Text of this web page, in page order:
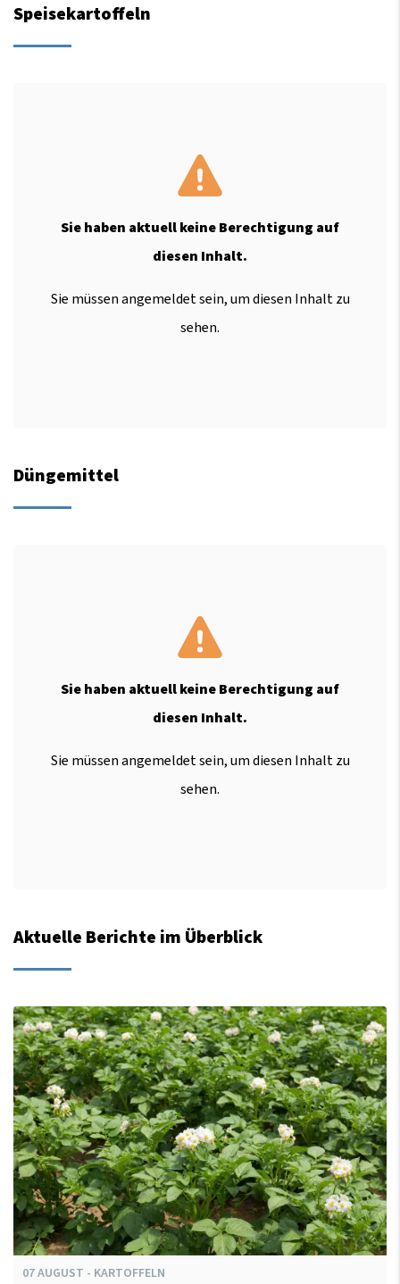
Speisekartoffeln
Sie haben aktuell keine Berechtigung auf
diesen Inhalt.
Sie müssen angemeldet sein, um diesen Inhalt zu
sehen.
Düngemittel
Sie haben aktuell keine Berechtigung auf
diesen Inhalt.
Sie müssen angemeldet sein, um diesen Inhalt zu
sehen.
Aktuelle Berichte im Überblick
07AUGUST - KARTOFFELN